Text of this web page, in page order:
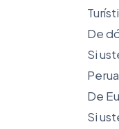
De
Si
De
Si